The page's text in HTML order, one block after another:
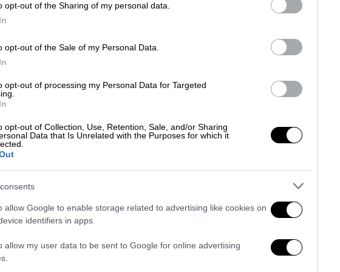
opt-out of the Sharing of my personal data.
opt-out of the Sale of my Personal Data.
opt-out of processing my Personal Data for Targeted
opt-out of Collection, Use, Retention, Sale, and/or Sharing
Data that Is Unrelated with the Purposes for which it
allow Google to enable storage related to advertising like cookies on
identifiers in apps.
allow my user data to be sent to Google for online advertising
Θεσσαλονίκη: Ζημία 36.000 ευρώ
δεν χρησιμοποιούσε
2012. Τον Φεβρουάριο του 2015 το
δημοτικό συμβούλιο αποφάσισε τη
κτιρίου, ωστόσο, ο δήμος συνέχισε να
το εκμισθώνει χωρίς αντικείμενο